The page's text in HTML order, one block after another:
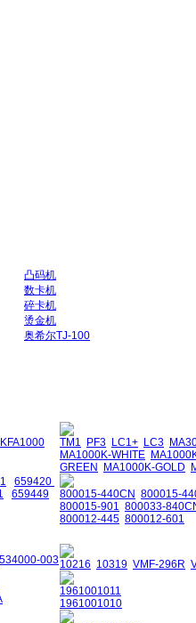
凸码机
数卡机
碎卡机
烫金机
奥希尔TJ-100
659420
659449
534000-003
TM1 PF3 LC1+ LC3
MA1000K-WHITE
GREEN
MA1000K-GOLD
800015-440CN 800015-
800015-901 800033-
800012-445 800012-601
10216 10319 VMF-296R
1961001011
1961001010